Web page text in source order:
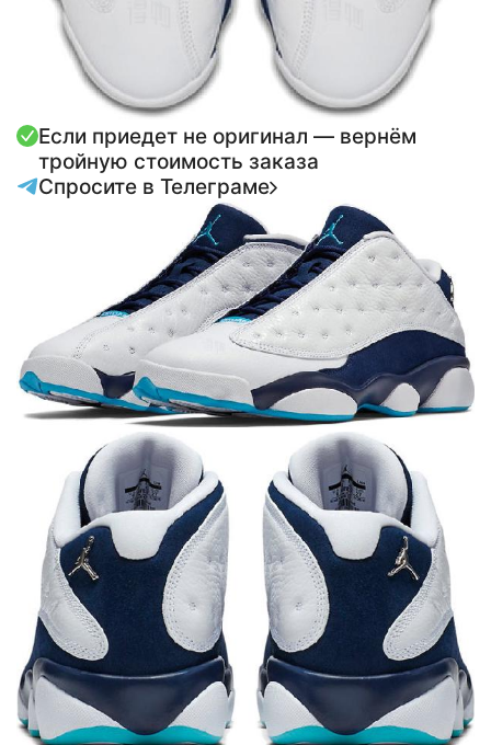
Если приедет не оригинал — вернём
тройную стоимость заказа
Спросите в Телеграме